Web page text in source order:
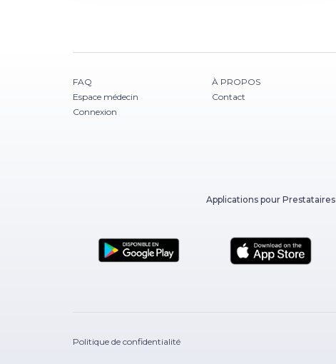
FAQ
Espace médecin
Connexion
À PROPOS
Contact
Applications pour Prestataires
Politique de confidentialité